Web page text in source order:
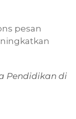
pesan
Pendidikan di